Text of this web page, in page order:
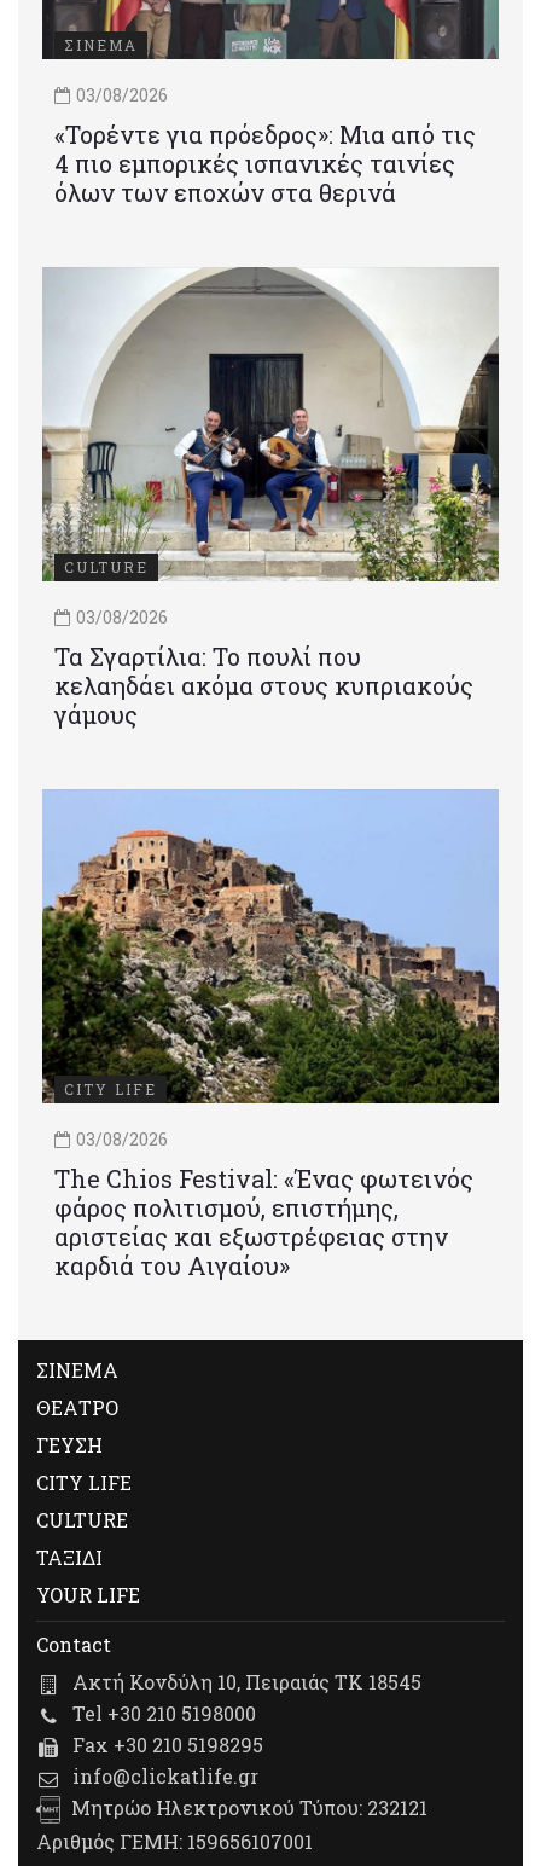
ΣΙΝΕΜΑ
03/08/2026
«Τορέντε για πρόεδρος»: Mια από τις
4 πιο εμπορικές ισπανικές ταινίες
όλων των εποχών στα θερινά
CULTURE
03/08/2026
Τα Σγαρτίλια: Το πουλί που
κελαηδάει ακόμα στους κυπριακούς
γάμους
CITY LIFE
03/08/2026
Τhe Chios Festival: «Ένας φωτεινός
φάρος πολιτισμού, επιστήμης,
αριστείας και εξωστρέφειας στην
καρδιά του Αιγαίου»
ΣΙΝΕΜΑ
ΘΕΑΤΡΟ
ΓΕΥΣΗ
CITY LIFE
CULTURE
ΤΑΞΙΔΙ
YOUR LIFE
Contact
Ακτή Κονδύλη 10, Πειραιάς ΤΚ 18545
Tel +30 210 5198000
Fax +30 210 5198295
info@clickatlife.gr
Μητρώο Ηλεκτρονικού Τύπου: 232121
Αριθμός ΓΕΜΗ: 159656107001